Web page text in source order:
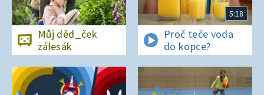
Můj děd_ček
zálesák
5:18
Proč teče voda
do kopce?